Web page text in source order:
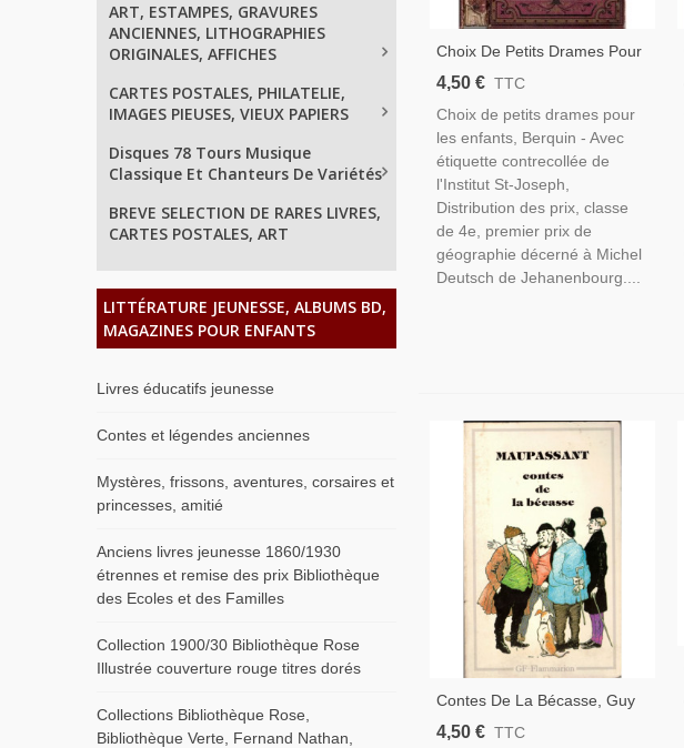
ART, ESTAMPES, GRAVURES
ANCIENNES, LITHOGRAPHIES
ORIGINALES, AFFICHES
CARTES POSTALES, PHILATELIE,
IMAGES PIEUSES, VIEUX PAPIERS
Disques 78 Tours Musique
Classique Et Chanteurs De Variétés
BREVE SELECTION DE RARES LIVRES,
CARTES POSTALES, ART
LITTÉRATURE JEUNESSE, ALBUMS BD,
MAGAZINES POUR ENFANTS
Livres éducatifs jeunesse
Contes et légendes anciennes
Mystères, frissons, aventures, corsaires et
princesses, amitié
Anciens livres jeunesse 1860/1930
étrennes et remise des prix Bibliothèque
des Ecoles et des Familles
Collection 1900/30 Bibliothèque Rose
Illustrée couverture rouge titres dorés
Collections Bibliothèque Rose,
Bibliothèque Verte, Fernand Nathan,
Choix De Petits Drames Pour
Les Enfants, Berquin, 1872 -
Pour Enfants XIXe Siècle
4,50 € TTC
Choix de petits drames pour
les enfants, Berquin - Avec
étiquette contrecollée de
l'Institut St-Joseph,
Distribution des prix, classe
de 4e, premier prix de
géographie décerné à Michel
Deutsch de Jehanenbourg....
Contes De La Bécasse, Guy
De Maupassant, 1980 - ,
4,50 € TTC